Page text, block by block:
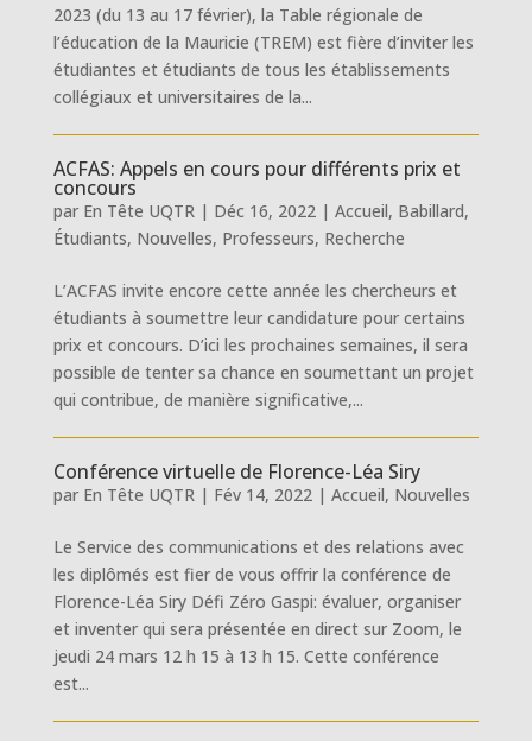
2023 (du 13 au 17 février), la Table régionale de
l’éducation de la Mauricie (TREM) est fière d’inviter les
étudiantes et étudiants de tous les établissements
collégiaux et universitaires de la...
ACFAS: Appels en cours pour différents prix et
concours
par En Tête UQTR| Déc 16, 2022| Accueil, Babillard,
Étudiants, Nouvelles, Professeurs, Recherche
L’ACFAS invite encore cette année les chercheurs et
étudiants à soumettre leur candidature pour certains
prix et concours. D’ici les prochaines semaines, il sera
possible de tenter sa chance en soumettant un projet
qui contribue, de manière significative,...
Conférence virtuelle de Florence-Léa Siry
par En Tête UQTR| Fév 14, 2022| Accueil, Nouvelles
Le Service des communications et des relations avec
les diplômés est fier de vous offrir la conférence de
Florence-Léa Siry Défi Zéro Gaspi: évaluer, organiser
et inventer qui sera présentée en direct sur Zoom, le
jeudi 24 mars 12 h 15 à 13 h 15. Cette conférence
est...